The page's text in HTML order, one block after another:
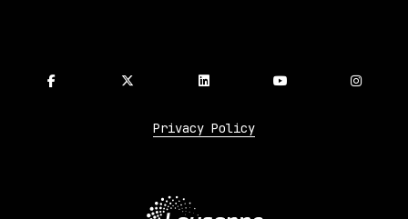
Privacy Policy